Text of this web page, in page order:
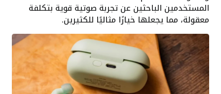
المستخدمين الباحثين عن تجربة صوتية قوية بتكلفة
معقولة، مما يجعلها خيارًا مثاليًا للكثيرين.